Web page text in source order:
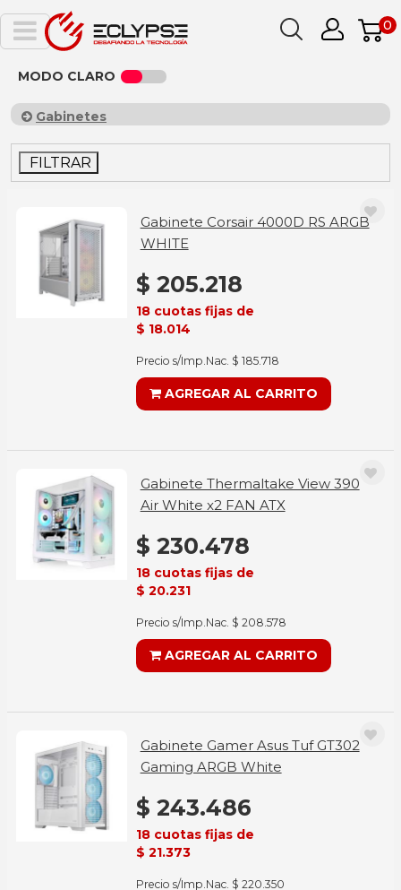
0
MODO CLARO
Gabinetes
FILTRAR
Gabinete Corsair 4000D RS ARGB
WHITE
$ 205.218
18 cuotas fijas de
$ 18.014
Precio s/Imp.Nac. $ 185.718
AGREGAR AL CARRITO
Gabinete Thermaltake View 390
Air White x2 FAN ATX
$ 230.478
18 cuotas fijas de
$ 20.231
Precio s/Imp.Nac. $ 208.578
AGREGAR AL CARRITO
Gabinete Gamer Asus Tuf GT302
Gaming ARGB White
$ 243.486
18 cuotas fijas de
$ 21.373
Precio s/Imp.Nac. $ 220.350